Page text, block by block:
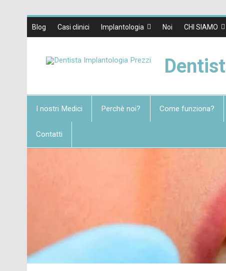
Blog Casi clinici Implantologia Noi CHI SIAMO
I nostri Medici Perchè noi? Come funziona?
Contatti